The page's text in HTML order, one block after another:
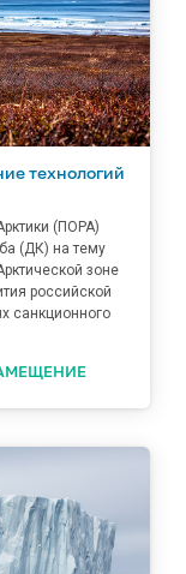
технологий
(ПОРА)
(ДК) на тему
зоне
российской
санкционного